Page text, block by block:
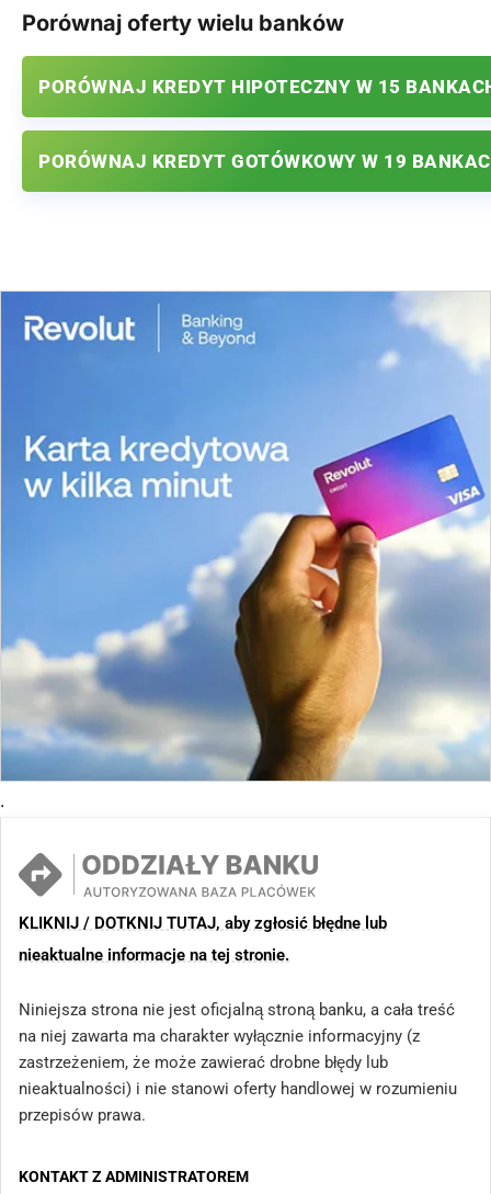
Porównaj oferty wielu banków
PORÓWNAJ KREDYT HIPOTECZNY W 15
PORÓWNAJ KREDYT GOTÓWKOWY W 19
.
KLIKNIJ / DOTKNIJ TUTAJ, aby zgłosić błędne lub
nieaktualne informacje na tej stronie.
Niniejsza strona nie jest oficjalną stroną banku, a cała treść
na niej zawarta ma charakter wyłącznie informacyjny (z
zastrzeżeniem, że może zawierać drobne błędy lub
nieaktualności) i nie stanowi oferty handlowej w rozumieniu
przepisów prawa.
KONTAKT Z ADMINISTRATOREM